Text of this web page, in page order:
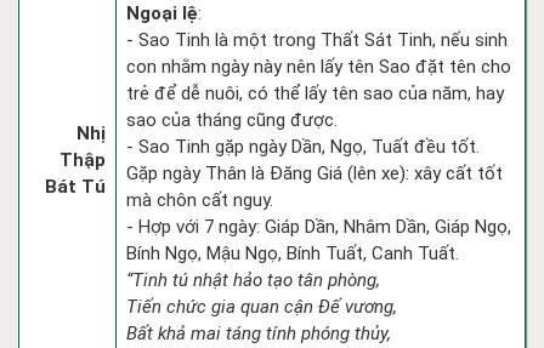
Nhị
Thập
Bát Tú
Ngoại lệ:
- Sao Tinh là một trong Thất Sát Tinh, nếu sinh
con nhằm ngày này nên lấy tên Sao đặt tên cho
trẻ để dễ nuôi, có thể lấy tên sao của năm, hay
sao của tháng cũng được.
- Sao Tinh gặp ngày Dần, Ngọ, Tuất đều tốt.
Gặp ngày Thân là Đăng Giá (lên xe): xây cất tốt
mà chôn cất nguy.
- Hợp với 7 ngày: Giáp Dần, Nhâm Dần, Giáp Ngọ,
Bính Ngọ, Mậu Ngọ, Bính Tuất, Canh Tuất.
“Tinh tú nhật hảo tạo tân phòng,
Tiến chức gia quan cận Đế vương,
Bất khả mai táng tính phóng thủy,